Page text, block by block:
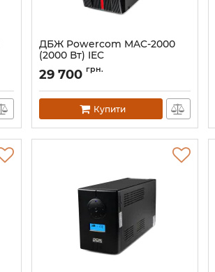
ДБЖ Powercom MAC-2000
(2000 Вт) IEC
Артикул: 00230047
29 700 грн.
Купити